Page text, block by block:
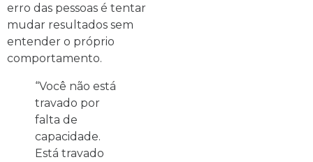
erro das pessoas é tentar
mudar resultados sem
entender o próprio
comportamento.
“Você não está
travado por
falta de
capacidade.
Está travado